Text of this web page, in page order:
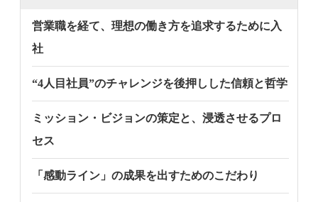
営業職を経て、理想の働き方を追求するために入
社
“4人目社員”のチャレンジを後押しした信頼と哲学
ミッション・ビジョンの策定と、浸透させるプロ
セス
「感動ライン」の成果を出すためのこだわり